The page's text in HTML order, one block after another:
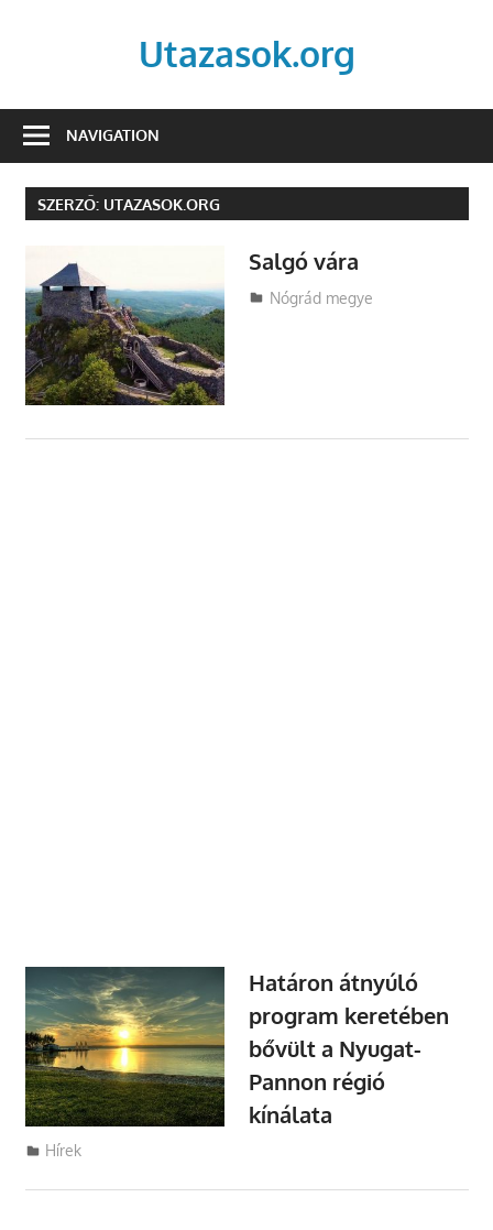
Utazasok.org
NAVIGATION
SZERZŐ: UTAZASOK.ORG
Salgó vára
Utazasok.org
Nógrád megye
Határon átnyúló
program keretében
bővült a Nyugat-
Pannon régió
kínálata
Utazasok.org
Hírek